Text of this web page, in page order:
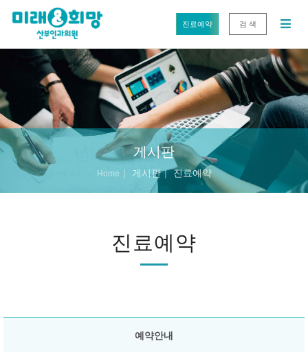
진료예약 검 색
게시판
Home 게시판 진료예약
진료예약
예약안내